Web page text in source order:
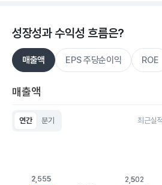
성장성과 수익성 흐름은?
매출액 EPS 주당순이익 ROE
매출액
연간 분기 최근실
The chart has 1 X axis displaying
The chart has 1 Y axis displaying
2,555
2,555
2,502
2,502